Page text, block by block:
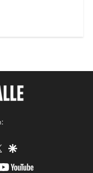
twittergoogle
youtube-